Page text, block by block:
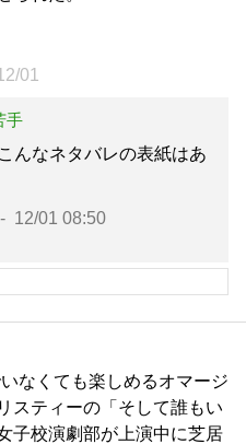
01
手
んなネタバレの表紙はあ
12/01 08:50
なくても楽しめるオマージ
スティーの「そして誰もい
子校演劇部が上演中に芝居